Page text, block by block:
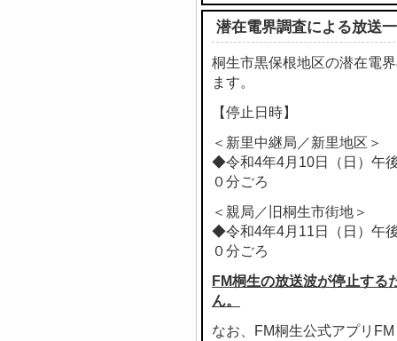
潜在電界調査による放送
桐生市黒保根地区の潜在電
ます。
【停止日時】
＜新里中継局／新里地区＞
◆令和4年4月10日（日）午
０分ごろ
＜親局／旧桐生市街地＞
◆令和4年4月11日（日）午
０分ごろ
FM桐生の放送波が停止する
ん。
なお、FM桐生公式アプリ